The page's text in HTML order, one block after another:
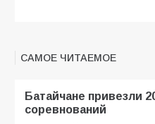
САМОЕ ЧИТАЕМОЕ
Батайчане привезли
соревнований